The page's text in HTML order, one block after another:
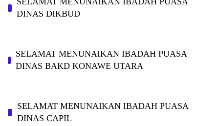
DINAS DIKBUD
SELAMAT MENUNAIKAN IBADAH PUASA
DINAS BAKD KONAWE UTARA
SELAMAT MENUNAIKAN IBADAH PUASA
DINAS CAPIL